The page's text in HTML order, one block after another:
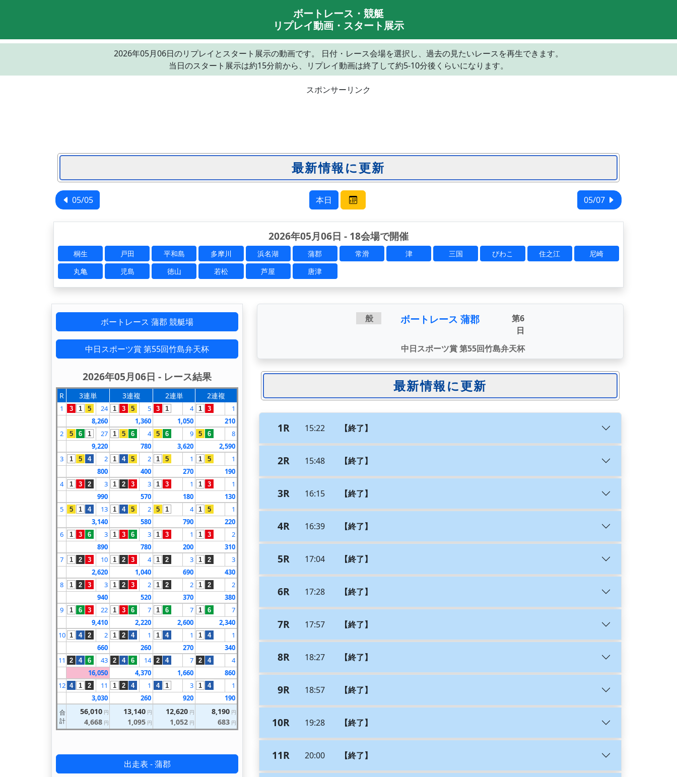
ボートレース・競艇
リプレイ動画・スタート展示
2026年05月06日のリプレイとスタート展示の動画です。 日付・レース会場を選択し、過去の見たいレースを再生できます。
当日のスタート展示は約15分前から、リプレイ動画は終了して約5-10分後くらいになります。
スポンサーリンク
05/05 本日 05/07
2026年05月06日 - 18会場で開催
桐生 戸田 平和島 多摩川 浜名湖 蒲郡 常滑 津 三国 びわこ 住之江
尼崎
丸亀
児島 徳山 若松 芦屋 唐津
般 ボートレース 蒲郡
第6
日
中日スポーツ賞 第55回竹島弁天杯
1R 15:22 【終了】
2R 15:48 【終了】
3R 16:15 【終了】
4R 16:39 【終了】
5R 17:04 【終了】
6R 17:28 【終了】
7R 17:57 【終了】
8R 18:27 【終了】
9R 18:57 【終了】
10R 19:28 【終了】
11R 20:00 【終了】
ボートレース 蒲郡 競艇場
中日スポーツ賞 第55回竹島弁天杯
2026年05月06日 - レース結果
R 3連単 3連複 2連単 2連複
1 3 1 5 24 1 3 5 5 3 1 4 1 3
1
8,260
1,360 1,050
210
2
5 6 1 27 1 5 6 4 5 6 9 5 6
8
9,220
780 3,620
2,590
3
1 5 4 2 1 4 5 2 1 5 1 1 5
1
800
400 270
190
4
1 3 2 3 1 2 3 3 1 3 1 1 3
1
990
570 180
130
5
5 1 4 13 1 4 5 2 5 1 4 1 5
1
3,140
580 790
220
6
1 3 6 3 1 3 6 3 1 3 1 1 3
2
890
780 200
310
7
1 2 3 10 1 2 3 4 1 2 3 1 2
3
2,620
1,040 690
430
8
1 2 3 3 1 2 3 2 1 2 2 1 2
2
940
520 370
380
9
1 6 3 22 1 3 6 7 1 6 7 1 6
7
9,410
2,220 2,600
2,340
10 1 4 2 2 1 2 4 1 1 4 1 1 4
1
660
260 270
340
11
2 4 6 43 2 4 6 14 2 4 7 2 4
4
16,050
4,370 1,660
860
12 4 1 2 11 1 2 4 1 4 1 3 1 4
1
3,030
260 920 190
合
計
56,010 円
4,668 円
13,140 円
1,095 円
12,620 円
1,052 円
8,190 円
683 円
出走表 - 蒲郡